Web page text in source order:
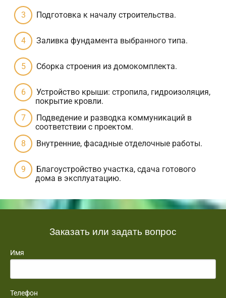
Подготовка к началу строительства.
Заливка фундамента выбранного типа.
Сборка строения из домокомплекта.
Устройство крыши: стропила, гидроизоляция,
покрытие кровли.
Подведение и разводка коммуникаций в
соответствии с проектом.
Внутренние, фасадные отделочные работы.
Благоустройство участка, сдача готового
дома в эксплуатацию.
Заказать или задать вопрос
Имя
Телефон